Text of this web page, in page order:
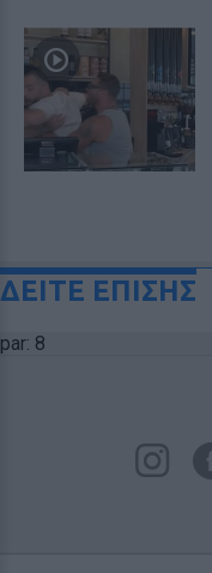
ΔΕΙΤΕ ΕΠΙΣΗΣ
par: 8